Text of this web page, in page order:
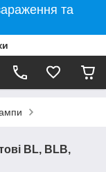
та
BL, BLB,